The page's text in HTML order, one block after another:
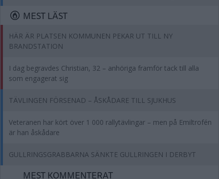
MEST LÄST
HÄR ÄR PLATSEN KOMMUNEN PEKAR UT TILL NY
BRANDSTATION
I dag begravdes Christian, 32 – anhöriga framför tack till alla
som engagerat sig
TÄVLINGEN FÖRSENAD – ÅSKÅDARE TILL SJUKHUS
Veteranen har kört över 1 000 rallytävlingar – men på Emiltrofén
är han åskådare
GULLRINGSGRABBARNA SÄNKTE GULLRINGEN I DERBYT
MEST KOMMENTERAT